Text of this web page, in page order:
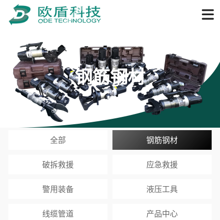
钢筋钢材
全部 钢筋钢材
破拆救援 应急救援
警用装备 液压工具
线缆管道 产品中心